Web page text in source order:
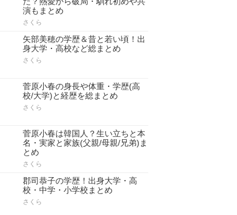
演もまとめ
さくら
矢部美穂の学歴＆昔と若い頃！出
身大学・高校など総まとめ
さくら
菅原小春の身長や体重・学歴(高
校/大学)と経歴を総まとめ
さくら
菅原小春は韓国人？生い立ちと本
名・実家と家族(父親/母親/兄弟)ま
とめ
さくら
郡司恭子の学歴！出身大学・高
校・中学・小学校まとめ
さくら